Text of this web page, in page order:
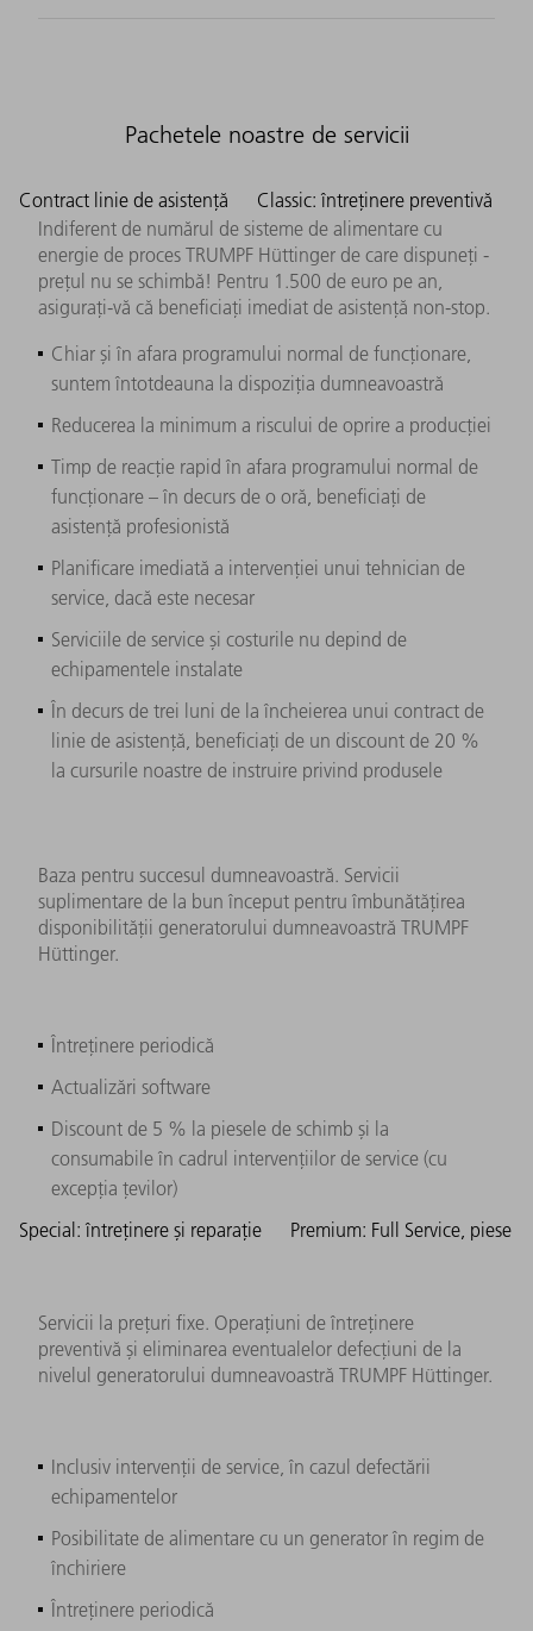
Pachetele noastre de servicii
Contract linie de asistență
Indiferent de numărul de sisteme de alimentare cu
energie de proces TRUMPF Hüttinger de care dispuneți -
prețul nu se schimbă! Pentru 1.500 de euro pe an,
asigurați-vă că beneficiați imediat de asistență non-stop.
Chiar și în afara programului normal de funcționare,
suntem întotdeauna la dispoziția dumneavoastră
Reducerea la minimum a riscului de oprire a producției
Timp de reacție rapid în afara programului normal de
funcționare – în decurs de o oră, beneficiați de
asistență profesionistă
Planificare imediată a intervenției unui tehnician de
service, dacă este necesar
Serviciile de service și costurile nu depind de
echipamentele instalate
În decurs de trei luni de la încheierea unui contract de
linie de asistență, beneficiați de un discount de 20 %
la cursurile noastre de instruire privind produsele
Classic: întreținere preventivă
Baza pentru succesul dumneavoastră. Servicii
suplimentare de la bun început pentru îmbunătățirea
disponibilității generatorului dumneavoastră TRUMPF
Hüttinger.
Întreținere periodică
Actualizări software
Discount de 5 % la piesele de schimb și la
consumabile în cadrul intervențiilor de service (cu
excepția țevilor)
Special: întreținere și reparație
Servicii la prețuri fixe. Operațiuni de întreținere
preventivă și eliminarea eventualelor defecțiuni de la
nivelul generatorului dumneavoastră TRUMPF Hüttinger.
Inclusiv intervenții de service, în cazul defectării
echipamentelor
Posibilitate de alimentare cu un generator în regim de
închiriere
Întreținere periodică
Premium: Full Service, piese